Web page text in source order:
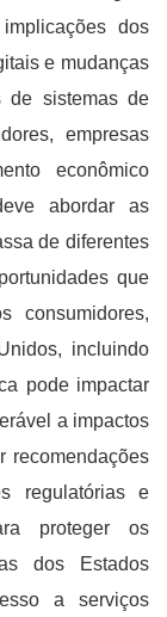
dos
e mudanças
de sistemas de
empresas
econômico
abordar as
de diferentes
que
consumidores,
incluindo
pode impactar
a impactos
recomendações
regulatórias e
proteger os
dos Estados
a serviços